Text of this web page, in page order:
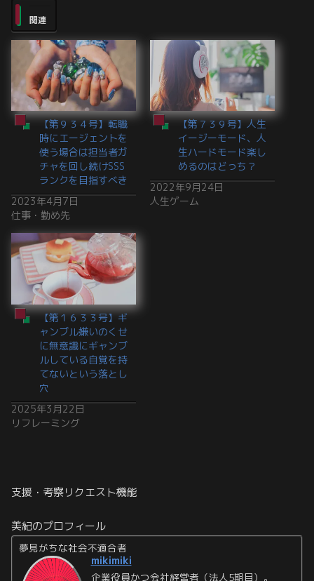
関連
【第９３４号】転職
時にエージェントを
使う場合は担当者ガ
チャを回し続けSSS
ランクを目指すべき
2023年4月7日
仕事・勤め先
【第７３９号】人生
イージーモード、人
生ハードモード楽し
めるのはどっち？
2022年9月24日
人生ゲーム
【第１６３３号】ギ
ャンブル嫌いのくせ
に無意識にギャンブ
ルしている自覚を持
てないという落とし
穴
2025年3月22日
リフレーミング
支援・考察リクエスト機能
美紀のプロフィール
夢見がちな社会不適合者
mikimiki
企業役員かつ会社経営者（法人5期目）。